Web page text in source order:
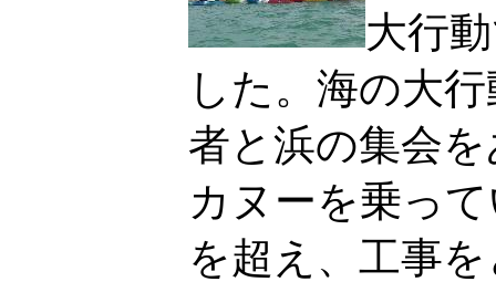
大行
した。海の大
者と浜の集会
カヌーを乗っ
を超え、工事